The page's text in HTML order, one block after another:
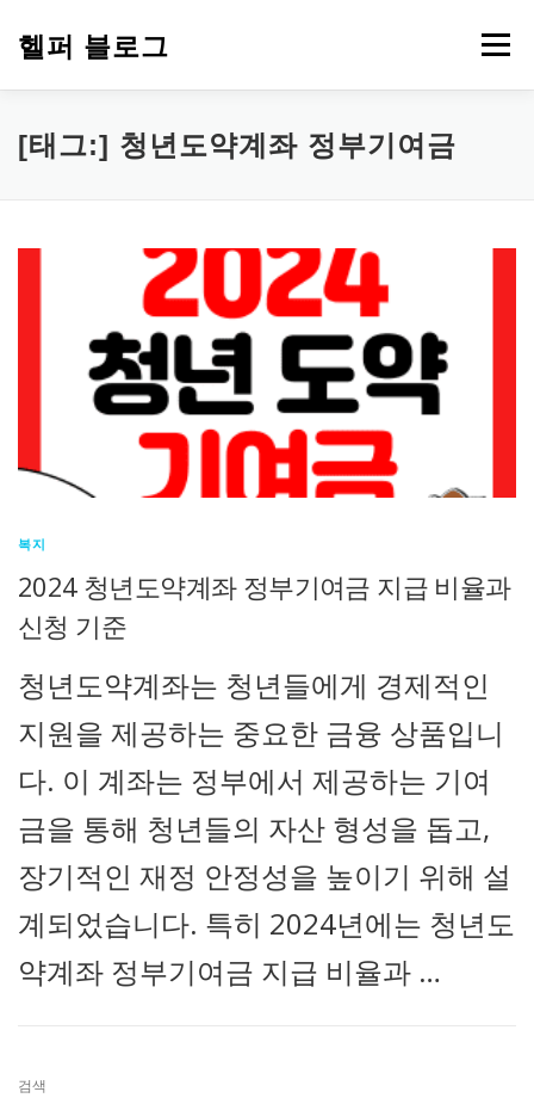
헬퍼 블로그 메뉴
워드프레스 복지 챗GPT PDF 파일 변환
[태그:] 청년도약계좌 정부기여금
복지
2024 청년도약계좌 정부기여금 지급 비율과
신청 기준
청년도약계좌는 청년들에게 경제적인
지원을 제공하는 중요한 금융 상품입니
다. 이 계좌는 정부에서 제공하는 기여
금을 통해 청년들의 자산 형성을 돕고,
장기적인 재정 안정성을 높이기 위해 설
계되었습니다. 특히 2024년에는 청년도
약계좌 정부기여금 지급 비율과 …
검색